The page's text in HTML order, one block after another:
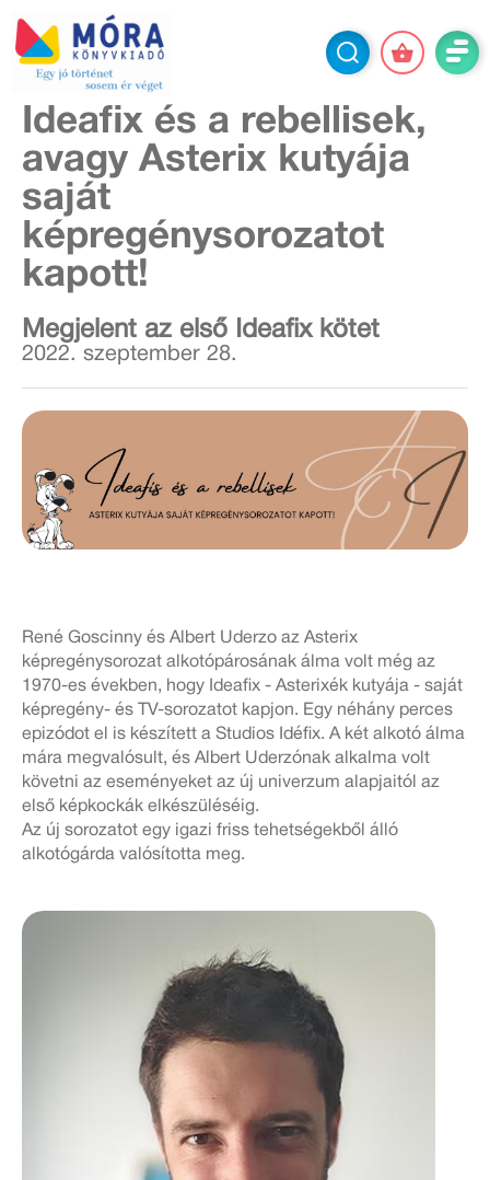
Ideafix és a rebellisek,
avagy Asterix kutyája
saját
képregénysorozatot
kapott!
Megjelent az első Ideafix kötet
2022. szeptember 28.
René Goscinny és Albert Uderzo az Asterix
képregénysorozat alkotópárosának álma volt még az
1970-es években, hogy Ideafix - Asterixék kutyája - saját
képregény- és TV-sorozatot kapjon. Egy néhány perces
epizódot el is készített a Studios Idéfix. A két alkotó álma
mára megvalósult, és Albert Uderzónak alkalma volt
követni az eseményeket az új univerzum alapjaitól az
első képkockák elkészüléséig.
Az új sorozatot egy igazi friss tehetségekből álló
alkotógárda valósította meg.